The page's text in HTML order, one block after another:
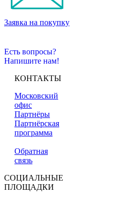
Заявка на покупку
Есть вопросы?
Напишите нам!
КОНТАКТЫ
Московский
офис
Партнёры
Партнёрская
программа
Обратная
связь
СОЦИАЛЬНЫЕ
ПЛОЩАДКИ